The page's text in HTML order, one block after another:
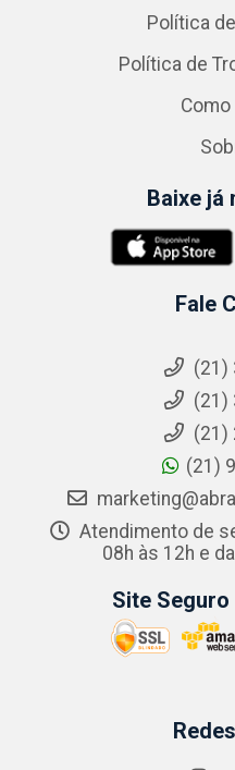
Política
Política de
Baixe já
Fale
(21)
(21)
(21)
(21)
Atendimento de
08h às 12h e
Site Seguro